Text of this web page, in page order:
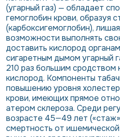
(угарный газ) — обладает
гемоглобин крови, образуя
(карбоксигемоглобин),
возможности выполнять
доставить кислород
сигаретным дымом угарный
210 раз большим сродством
кислород. Компоненты
повышению уровня
крови, имеющих прямое
атером склероза. Среди
возрасте 45—49 лет
смертность от